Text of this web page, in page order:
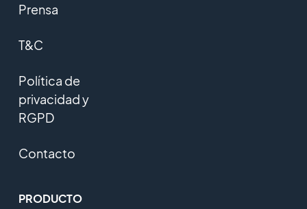
Prensa
T&C
Política de
privacidad y
RGPD
Contacto
PRODUCTO